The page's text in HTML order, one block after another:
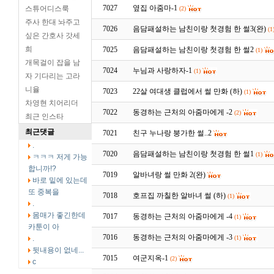
스튜어디스룩
주사 한대 놔주고
싶은 간호사 갓세
희
개목걸이 잡을 남
자 기다리는 고라
니율
차영현 치어리더
최근 인스타
최근댓글
.
ㅋㅋㅋ 저게 가능
합니까!?
바로 밑에 있는데
또 중복을
.
몸매가 좋긴한데
카툰이 아
.
뒷내용이 없네...
c
7027 옆집 아줌마-1 (2)
7026 음담패설하는 남친이랑 첫경험 한 썰3(완)
7025 음담패설하는 남친이랑 첫경험 한 썰2 (1)
7024 누님과 사랑하자-1 (1)
7023 22살 여대생 클럽에서 썰 만화 (하) (1)
7022 동경하는 근처의 아줌마에게 -2 (2)
7021 친구 누나랑 붕가한 썰..2
7020 음담패설하는 남친이랑 첫경험 한 썰1 (1)
7019 알바녀랑 썰 만화 2(완)
7018 호프집 까칠한 알바녀 썰 (하) (1)
7017 동경하는 근처의 아줌마에게 -4 (1)
7016 동경하는 근처의 아줌마에게 -3 (1)
7015 여군지옥-1 (2)